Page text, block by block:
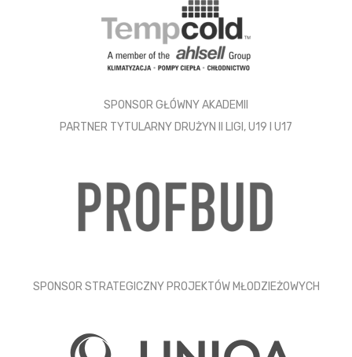
SPONSOR GŁÓWNY AKADEMII
PARTNER TYTULARNY DRUŻYN II LIGI, U19 I U17
SPONSOR STRATEGICZNY PROJEKTÓW MŁODZIEŻOWYCH